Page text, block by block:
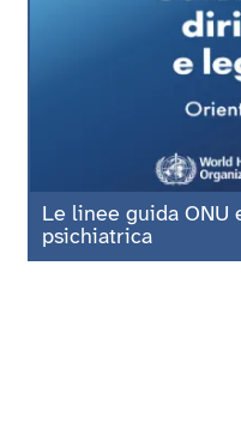
Le linee guida ONU
psichiatrica